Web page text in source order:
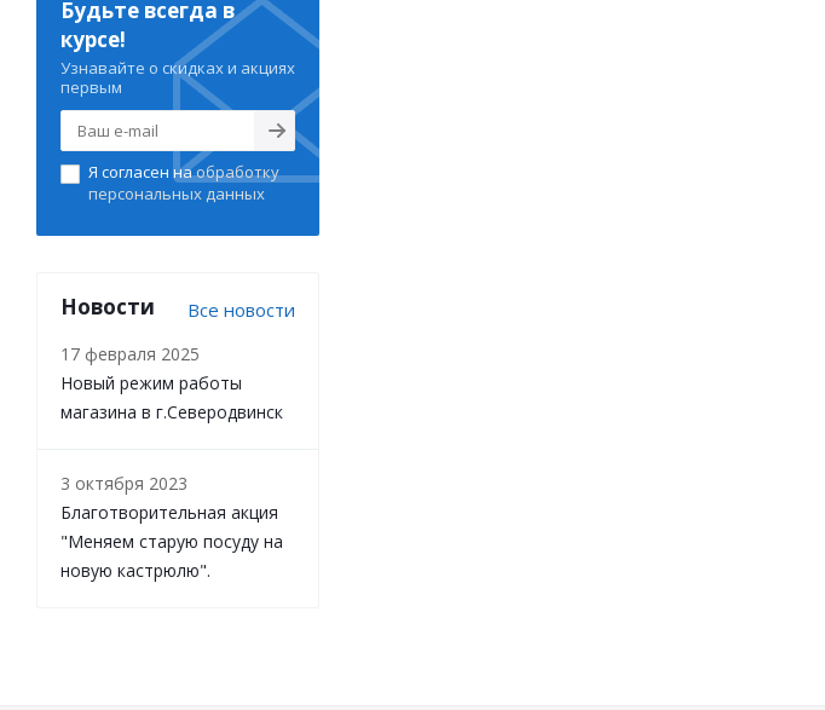
Будьте всегда в
курсе!
Узнавайте о скидках и акциях
первым
Я согласен наобработку
персональных данных
Новости Все новости
17 февраля 2025
Новый режим работы
магазина в г.Северодвинск
3 октября 2023
Благотворительная акция
"Меняем старую посуду на
новую кастрюлю".